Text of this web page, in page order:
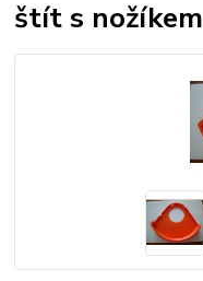
štít s nožíkem